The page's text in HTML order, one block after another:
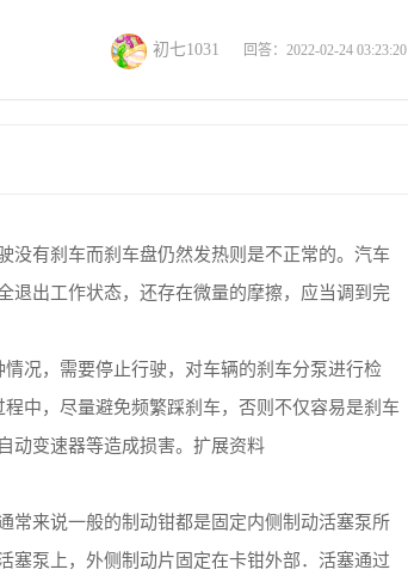
初七1031 回答：2022-02-24 03:23:20
没有刹车而刹车盘仍然发热则是不正常的。汽车
退出工作状态，还存在微量的摩擦，应当调到完
况，需要停止行驶，对车辆的刹车分泵进行检
中，尽量避免频繁踩刹车，否则不仅容易是刹车
动变速器等造成损害。扩展资料
常来说一般的制动钳都是固定内侧制动活塞泵所
塞泵上，外侧制动片固定在卡钳外部．活塞通过